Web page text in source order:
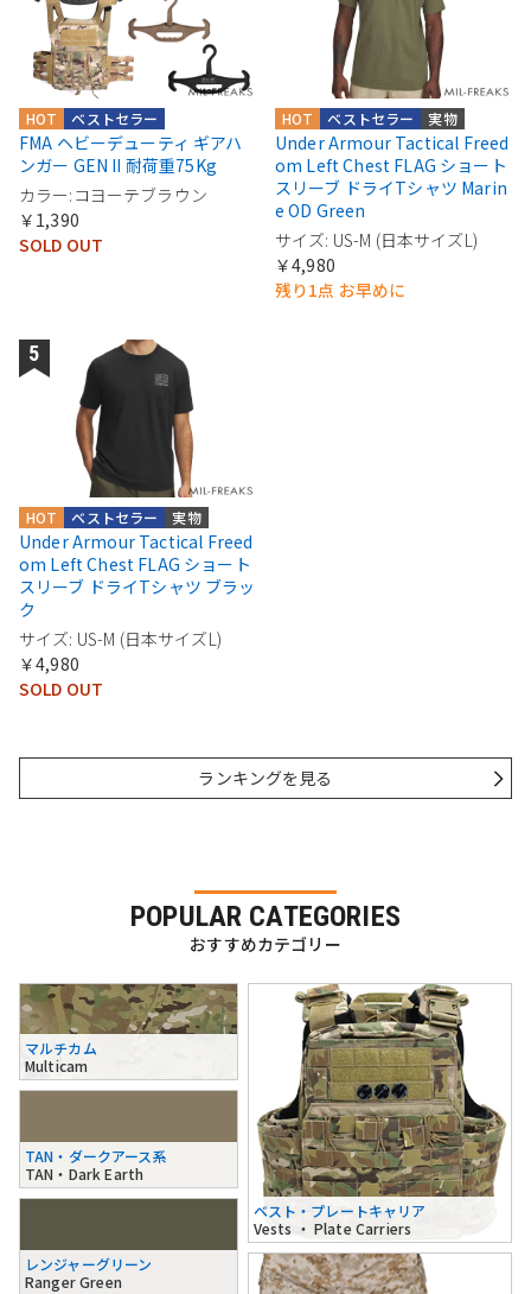
ベストセラー
HOT
FMA ヘビーデューティ ギアハ
ンガー GEN II 耐荷重75Kg
カラー:コヨーテブラウン
￥1,390
SOLD OUT
実物
ベストセラー
HOT
Under Armour Tactical Freed
om Left Chest FLAG ショート
スリーブ ドライTシャツ Marin
e OD Green
サイズ: US-M (日本サイズL)
￥4,980
残り1点 お早めに
実物
ベストセラー
HOT
Under Armour Tactical Freed
om Left Chest FLAG ショート
スリーブ ドライTシャツ ブラッ
ク
サイズ: US-M (日本サイズL)
￥4,980
SOLD OUT
ランキングを見る
POPULAR CATEGORIES
おすすめカテゴリー
マルチカム
Multicam
TAN・ダークアース系
TAN・Dark Earth
レンジャーグリーン
Ranger Green
ベスト・プレートキャリア
Vests ・ Plate Carriers